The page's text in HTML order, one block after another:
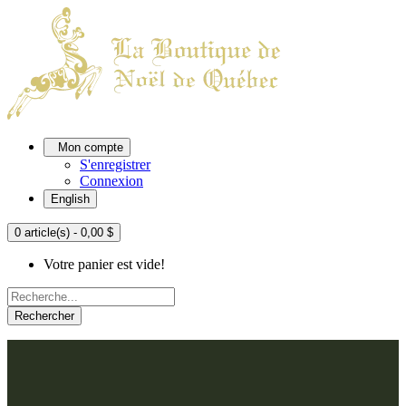
Mon compte
S'enregistrer
Connexion
English
0 article(s) - 0,00 $
Votre panier est vide!
Rechercher